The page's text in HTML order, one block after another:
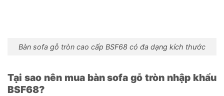
Bàn sofa gỗ tròn cao cấp BSF68 có đa dạng kích thước
Tại sao nên mua bàn sofa gỗ tròn nhập khẩu
BSF68?